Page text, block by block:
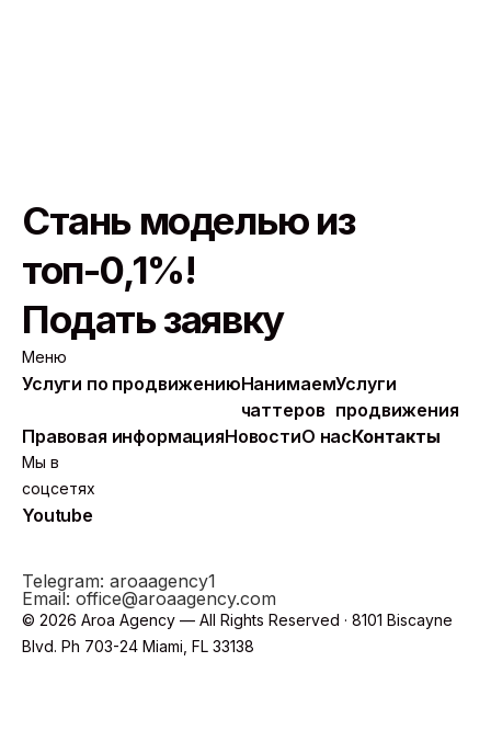
Стань моделью из
топ-0,1%!
Подать заявку
Меню
Услуги по продвижениюНанимаем
чаттеров
Услуги
продвижения
Правовая информацияНовостиО насКонтакты
Мы в
соцсетях
Youtube
Telegram: aroaagency1
© 2026 Aroa Agency — All Rights Reserved · 8101 Biscayne
Blvd. Ph 703-24 Miami, FL 33138
Email: office@aroaagency.com